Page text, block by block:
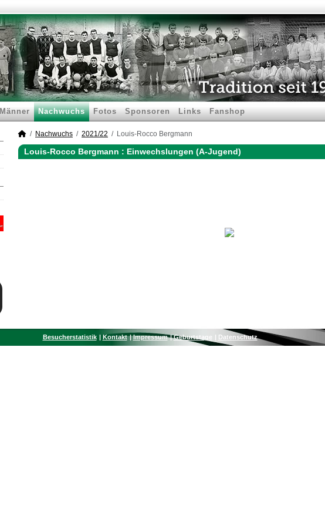
Männer Nachwuchs Fotos Sponsoren Links Fanshop
Nachwuchs 2021/22 Louis-Rocco Bergmann
Louis-Rocco Bergmann : Einwechslungen (A-Jugend)
Besucherstatistik Kontakt Impressum Geburtstage Datenschutz